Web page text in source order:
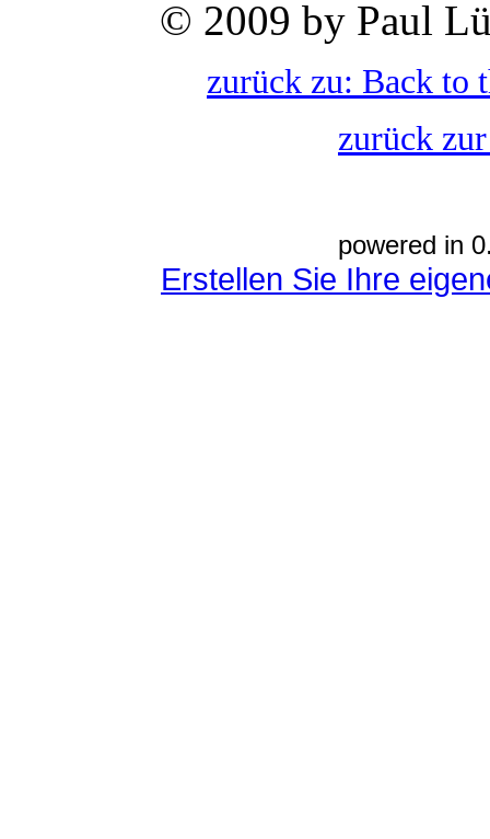
© 2009 by Paul
zurück zu: Back to
zurück
powered in
Erstellen Sie Ihre